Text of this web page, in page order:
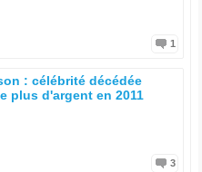
1
: célébrité décédée
plus d'argent en 2011
3